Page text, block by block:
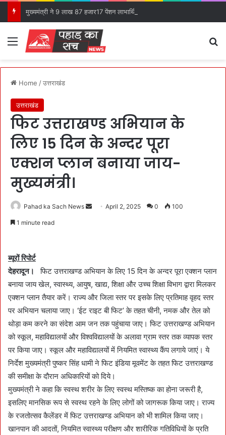
Menu
Home /उत्तराखंड
उत्तराखंड
फिट उत्तराखण्ड अभियान के
लिए 15 दिन के अन्दर पूरा
एक्शन प्लान बनाया जाय-
मुख्यमंत्री।
Pahad ka Sach News
n
m
i
l
April 2, 2025 0 100
1 minute read
ब्यूरों रिपोर्ट
देहरादून।
फिट उत्तराखण्ड अभियान के लिए 15 दिन के अन्दर पूरा एक्शन प्लान
बनाया जाय खेल, स्वास्थ्य, आयुष, खाद्य, शिक्षा और उच्च शिक्षा विभाग द्वारा मिलकर
एक्शन प्लान तैयार करें। राज्य और जिला स्तर पर इसके लिए प्रतिमाह वृहद स्तर
पर अभियान चलाया जाए। ‘ईट राइट बी फिट’ के तहत चीनी, नमक और तेल को
थोड़ा कम करने का संदेश आम जन तक पहुंचाया जाए। फिट उत्तराखण्ड अभियान
को स्कूल, महाविद्यालयों और विश्वविद्यालयों के अलावा ग्राम स्तर तक व्यापक स्तर
पर किया जाए। स्कूल और महाविद्यालयों में नियमित स्वास्थ्य कैंप लगाये जाएं। ये
निर्देश मुख्यमंत्री पुष्कर सिंह धामी ने फिट इंडिया मूवमेंट के तहत फिट उत्तराखण्ड
की समीक्षा के दौरान अधिकारियों को दिये।
मुख्यमंत्री ने कहा कि स्वस्थ शरीर के लिए स्वस्थ मस्तिष्क का होना जरूरी है,
इसलिए मानसिक रूप से स्वस्थ रहने के लिए लोगों को जागरूक किया जाए। राज्य
के रजतोत्सव कैलेंडर में फिट उत्तराखण्ड अभियान को भी शामिल किया जाए।
खानपान की आदतों, नियमित स्वास्थ्य परीक्षण और शारीरिक गतिविधियों के प्रति